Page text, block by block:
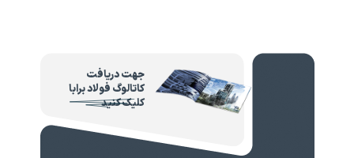
جهت دریافت
کاتالوگ فولاد برابا
کلیک کنید